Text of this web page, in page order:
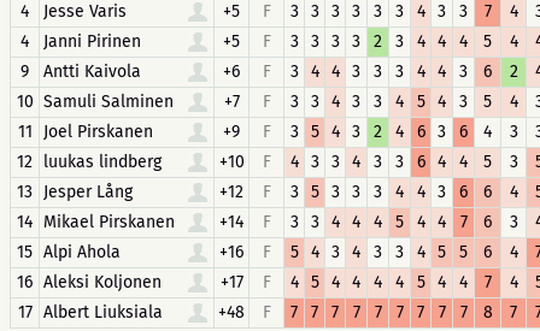
4
Jesse Varis +5 F 3 3 3 3 3 3 4 3 3 7 4
4
Janni Pirinen +5 F 3 3 3 3 2 3 4 4 4 5 4
9
Antti Kaivola +6 F 3 4 4 3 3 3 4 4 3 6 2
10 Samuli Salminen +7 F 3 3 4 3 3 4 5 4 3 5 4
11
Joel Pirskanen +9 F 3 5 4 3 2 4 6 3 6 4 3
12 luukas lindberg +10 F 4 3 3 4 3 3 6 4 4 5 3
13 Jesper Lång +12 F 3 5 3 3 3 4 4 3 6 6 4
14 Mikael Pirskanen +14 F 3 3 4 4 4 5 4 4 7 6 3
15 Alpi Ahola +16 F 5 4 3 4 3 3 4 5 5 6 4
16 Aleksi Koljonen +17 F 4 5 4 4 4 4 5 4 4 7 4
17 Albert Liuksiala +48 F 7 7 7 7 7 7 7 7 7 8 7